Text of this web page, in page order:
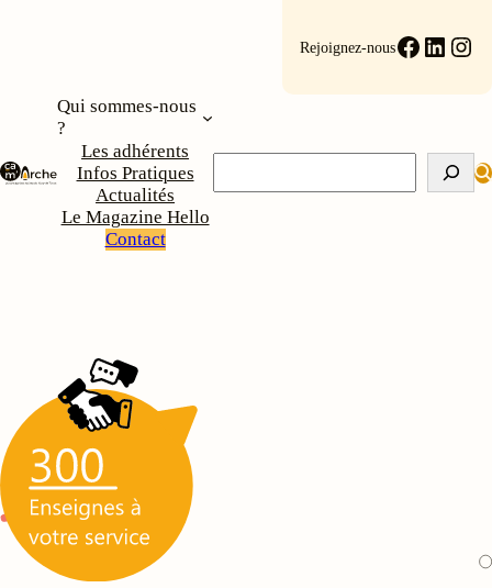
Rejoignez-nous
Qui sommes-nous
?
Les adhérents
Infos Pratiques
Actualités
Le Magazine Hello
Contact